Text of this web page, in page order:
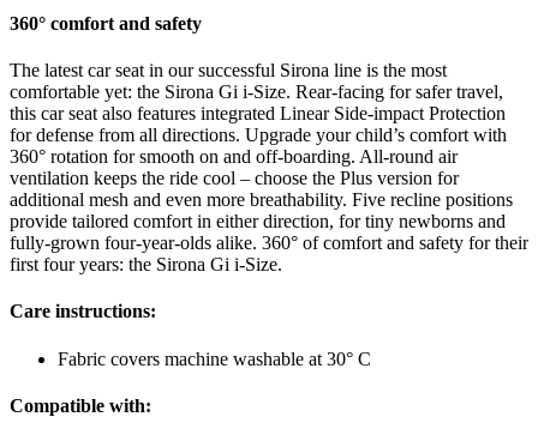
360° comfort and safety
The latest car seat in our successful Sirona line is the most
comfortable yet: the Sirona Gi i-Size. Rear-facing for safer travel,
this car seat also features integrated Linear Side-impact Protection
for defense from all directions. Upgrade your child’s comfort with
360° rotation for smooth on and off-boarding. All-round air
ventilation keeps the ride cool – choose the Plus version for
additional mesh and even more breathability. Five recline positions
provide tailored comfort in either direction, for tiny newborns and
fully-grown four-year-olds alike. 360° of comfort and safety for their
first four years: the Sirona Gi i-Size.
Care instructions:
Fabric covers machine washable at 30° C
Compatible with: